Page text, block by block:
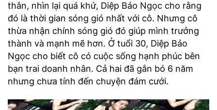
ẢNH
BÁO GIẤY
TRA CỨU PHƯỜNG XÃ
CỐNG HIẾN
thân, nhìn lại quá khứ, Diệp Bảo Ngọc cho rằng
đó là thời gian sóng gió nhất với cô. Nhưng cô
thừa nhận chính sóng gió đó giúp mình trưởng
thành và mạnh mẽ hơn. Ở tuổi 30, Diệp Bảo
Ngọc cho biết cô có cuộc sống hạnh phúc bên
bạn trai doanh nhân. Cả hai đã gắn bó 6 năm
nhưng chưa tính đến chuyện đám cưới.